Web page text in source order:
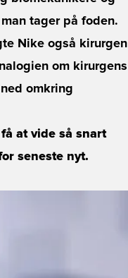
tager på foden.
Nike også kirurgen
om kirurgens
omkring
at vide så snart
seneste nyt.